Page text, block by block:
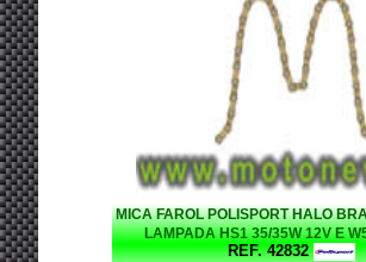
MICA FAROL POLISPORT HALO
LAMPADA HS1 35/35W 12V E
REF. 42832